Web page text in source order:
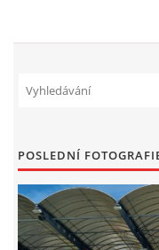
č.ú.
POSLEDNÍ